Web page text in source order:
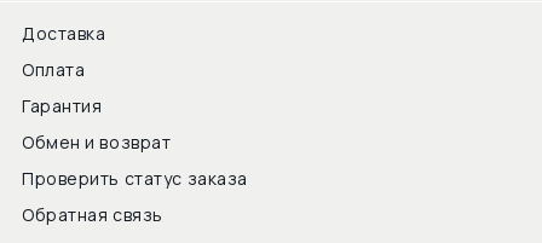
Доставка
Оплата
Гарантия
Обмен и возврат
Проверить статус заказа
Обратная связь